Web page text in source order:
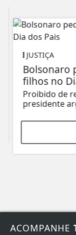
JUSTIÇA
Bolsonaro
filhos no
Proibido de
presidente
ACOMPANHE